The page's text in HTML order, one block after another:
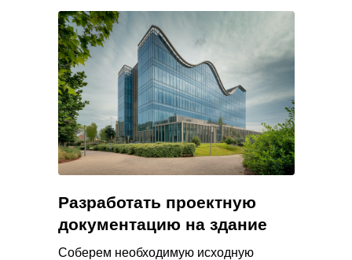
Разработать проектную
документацию на здание
Соберем необходимую исходную